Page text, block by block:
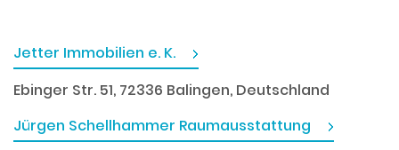
Jetter Immobilien e. K.
Ebinger Str. 51, 72336 Balingen, Deutschland
Jürgen Schellhammer Raumausstattung